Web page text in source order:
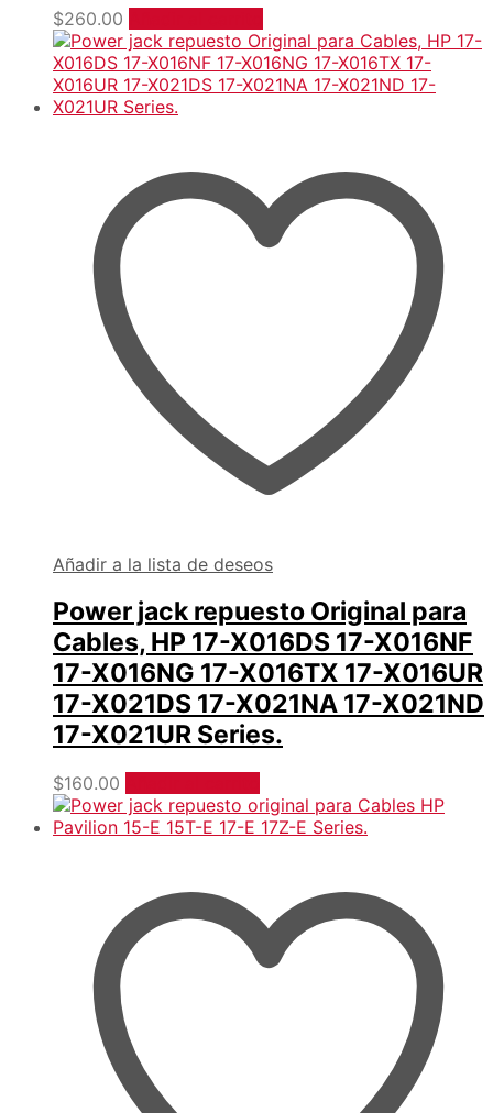
$260.00
Añadir a la lista de deseos
Power jack repuesto Original para
Cables, HP 17-X016DS 17-X016NF
17-X016NG 17-X016TX 17-X016UR
17-X021DS 17-X021NA 17-X021ND
17-X021UR Series.
$160.00